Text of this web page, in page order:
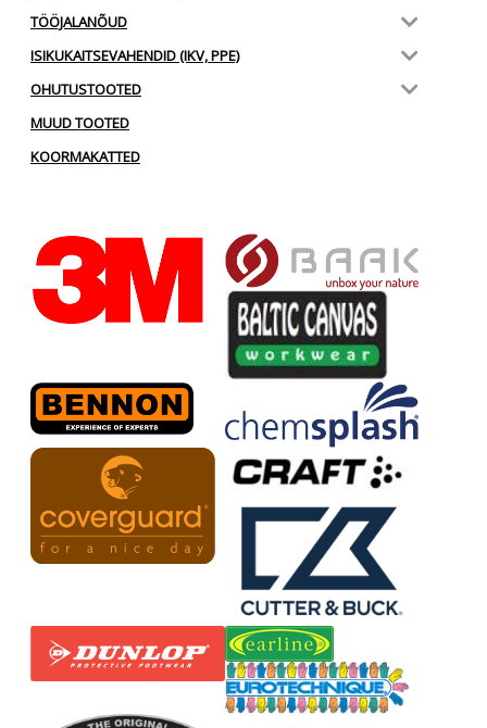
TÖÖJALANÕUD
ISIKUKAITSEVAHENDID (IKV, PPE)
OHUTUSTOOTED
MUUD TOOTED
KOORMAKATTED